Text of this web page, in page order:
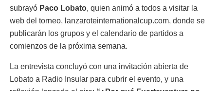
subrayó Paco Lobato, quien animó a todos a visitar la
web del torneo, lanzaroteinternationalcup.com, donde se
publicarán los grupos y el calendario de partidos a
comienzos de la próxima semana.
La entrevista concluyó con una invitación abierta de
Lobato a Radio Insular para cubrir el evento, y una